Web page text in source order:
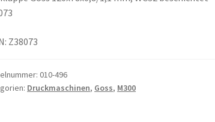
Z38073
010-496
Druckmaschinen, Goss, M300